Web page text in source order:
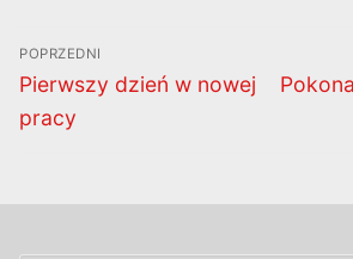
Nawigacja
wpisu
POPRZEDNI
Poprzedni
wpis:
Pierwszy dzień w nowej
pracy